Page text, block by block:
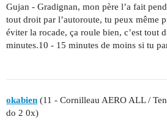
Gujan - Gradignan, mon père l’a fait
tout droit par l’autoroute, tu peux même
éviter la rocade, ça roule bien, c’est tout
minutes.10 - 15 minutes de moins si tu
okabien (11 - Cornilleau AERO ALL /
do 2 0x)